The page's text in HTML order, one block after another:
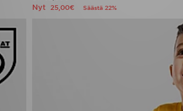
Nyt 25,00€ Säästä 22%